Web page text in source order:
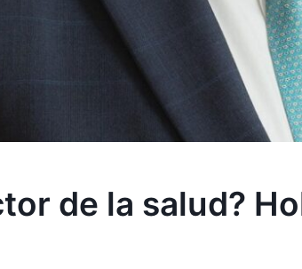
de la salud?